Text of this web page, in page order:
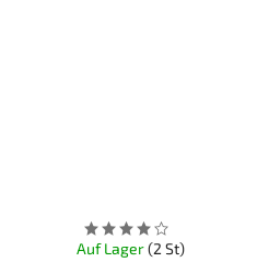
Auf Lager(2 St)